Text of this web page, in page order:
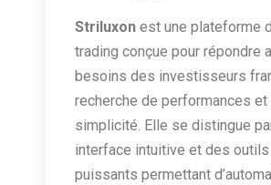
Striluxon est une plateforme
trading conçue pour répondre
besoins des investisseurs
recherche de performances et
simplicité. Elle se distingue
interface intuitive et des outils
puissants permettant